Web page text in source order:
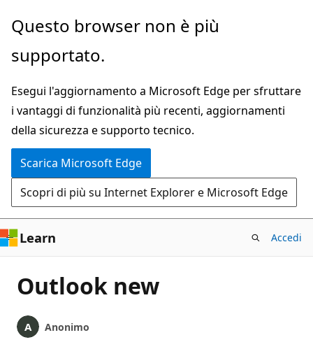
Ignora
passa
contenuto
principale
Questo browser non è più
supportato.
Esegui l'aggiornamento a Microsoft Edge per sfruttare
i vantaggi di funzionalità più recenti, aggiornamenti
della sicurezza e supporto tecnico.
Scarica Microsoft Edge
Scopri di più su Internet Explorer e Microsoft Edge
Learn Accedi
Outlook new
Anonimo